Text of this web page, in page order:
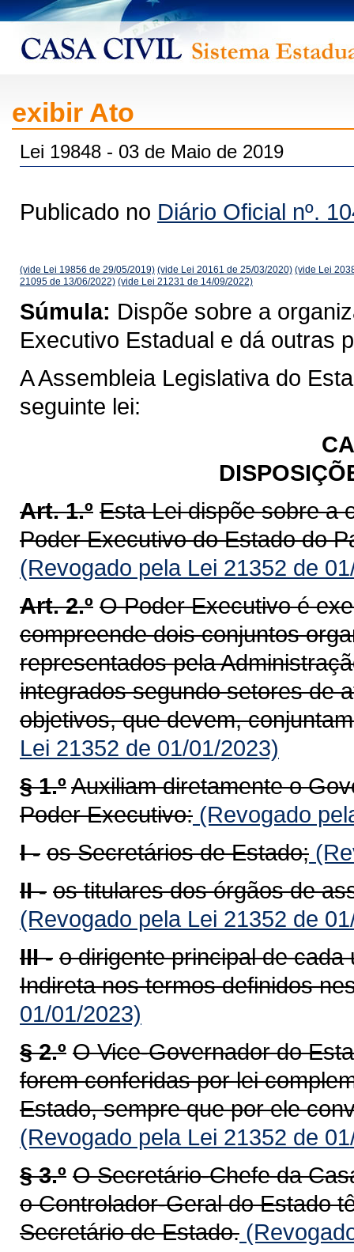
exibir Ato
Lei 19848 - 03 de Maio de 2019
Publicado no Diário Oficial nº.
(vide Lei 19856 de 29/05/2019) (vide Lei 20161 de 25/03/2020) (vide Lei
21095 de 13/06/2022) (vide Lei 21231 de 14/09/2022)
Súmula: Dispõe sobre a
Executivo Estadual e dá outras
A Assembleia Legislativa do
seguinte lei:
Art. 1.º Esta Lei dispõe sobre a
Poder Executivo do Estado do
(Revogado pela Lei 21352 de
Art. 2.º O Poder Executivo é
compreende dois conjuntos
representados pela
integrados segundo setores de
objetivos, que devem,
Lei 21352 de 01/01/2023)
§ 1.ºAuxiliam diretamente o
Poder Executivo: (Revogado
I - os Secretários de Estado;
II - os titulares dos órgãos de
(Revogado pela Lei 21352 de
III - o dirigente principal de
Indireta nos termos definidos
01/01/2023)
§ 2.º O Vice-Governador do
forem conferidas por lei
Estado, sempre que por ele
(Revogado pela Lei 21352 de
§ 3.º O Secretário-Chefe da
o Controlador-Geral do Estado
Secretário de Estado.